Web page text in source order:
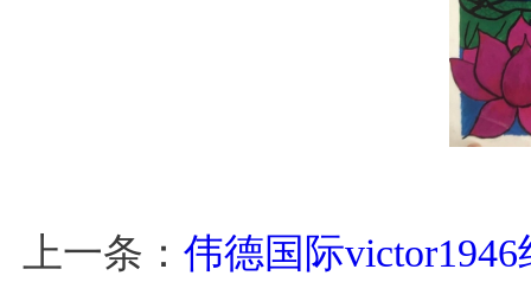
上一条： 伟德国际